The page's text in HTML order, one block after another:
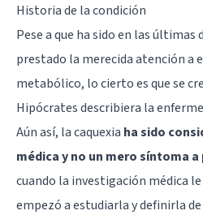
Historia de la condición
Pese a que ha sido en las últimas
prestado la merecida atención a
metabólico, lo cierto es que se
Hipócrates describiera la
Aún así, la caquexia ha sido
médica y no un mero síntoma
cuando la investigación médica
empezó a estudiarla y definirla